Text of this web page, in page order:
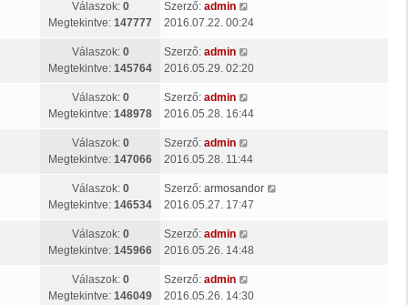
Válaszok: 0
Megtekintve: 147777
Szerző: admin
2016.07.22. 00:24
Válaszok: 0
Megtekintve: 145764
Szerző: admin
2016.05.29. 02:20
Válaszok: 0
Megtekintve: 148978
Szerző: admin
2016.05.28. 16:44
Válaszok: 0
Megtekintve: 147066
Szerző: admin
2016.05.28. 11:44
Válaszok: 0
Megtekintve: 146534
Szerző: armosandor
2016.05.27. 17:47
Válaszok: 0
Megtekintve: 145966
Szerző: admin
2016.05.26. 14:48
Válaszok: 0
Megtekintve: 146049
Szerző: admin
2016.05.26. 14:30